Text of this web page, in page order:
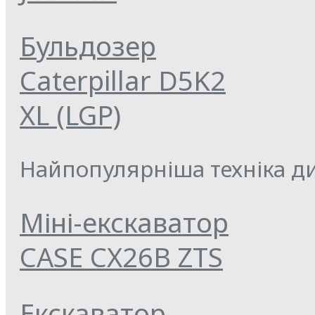
Бульдозер
Caterpillar D5K2
XL (LGP)
Найпопулярніша техніка
Міні-екскаватор
CASE CX26B ZTS